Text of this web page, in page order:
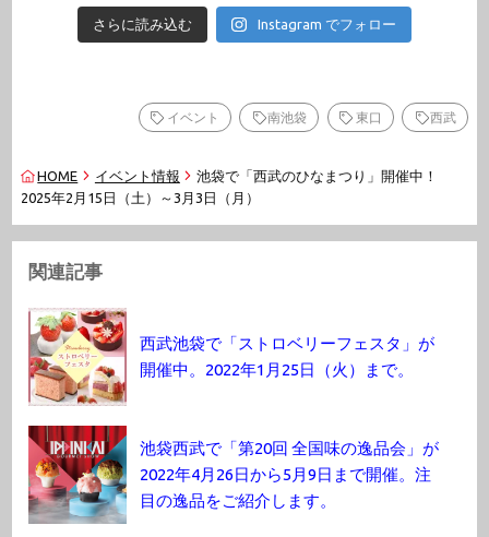
さらに読み込む Instagram でフォロー
イベント 南池袋 東口 西武
HOME イベント情報
池袋で「西武のひなまつり」開催中！
2025年2月15日（土）～3月3日（月）
関連記事
西武池袋で「ストロベリーフェスタ」が
開催中。2022年1月25日（火）まで。
池袋西武で「第20回 全国味の逸品会」が
2022年4月26日から5月9日まで開催。注
目の逸品をご紹介します。